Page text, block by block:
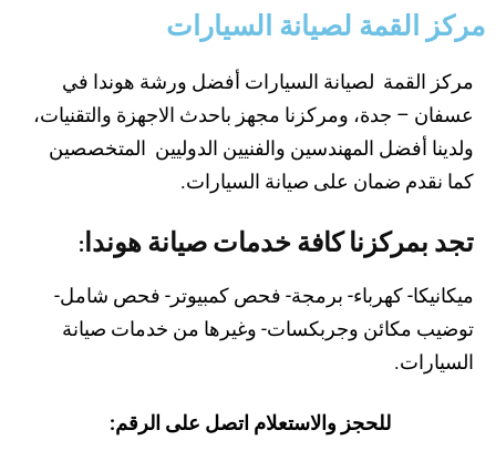
مركز القمة لصيانة السيارات
مركز القمة لصيانة السيارات أفضل ورشة هوندا في
عسفان – جدة، ومركزنا مجهز باحدث الاجهزة والتقنيات،
ولدينا أفضل المهندسين والفنيين الدوليين المتخصصين
كما نقدم ضمان على صيانة السيارات.
تجد بمركزنا كافة خدمات صيانة هوندا:
ميكانيكا- كهرباء- برمجة- فحص كمبيوتر- فحص شامل-
توضيب مكائن وجربكسات- وغيرها من خدمات صيانة
السيارات.
للحجز والاستعلام اتصل على الرقم: